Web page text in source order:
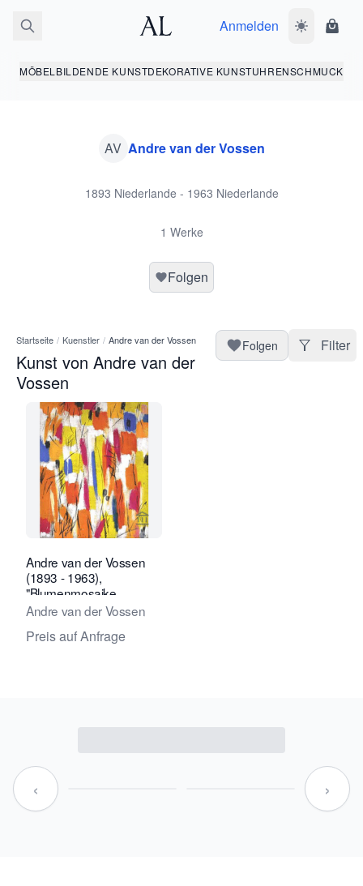
Anmelden
MÖBEL BILDENDE KUNSTDEKORATIVE KUNSTUHRENSCHMUCK
AV Andre van der Vossen
1893 Niederlande - 1963 Niederlande
1 Werke
Folgen
Startseite / Kuenstler / Andre van der Vossen
Kunst von Andre van der
Vossen
Folgen Filter
Verkaeuferseite von Kunsthandel
Andre van der Vossen
(1893 - 1963),
"Blumenmosaike
Andre van der Vossen
Preis auf Anfrage
‹ ›